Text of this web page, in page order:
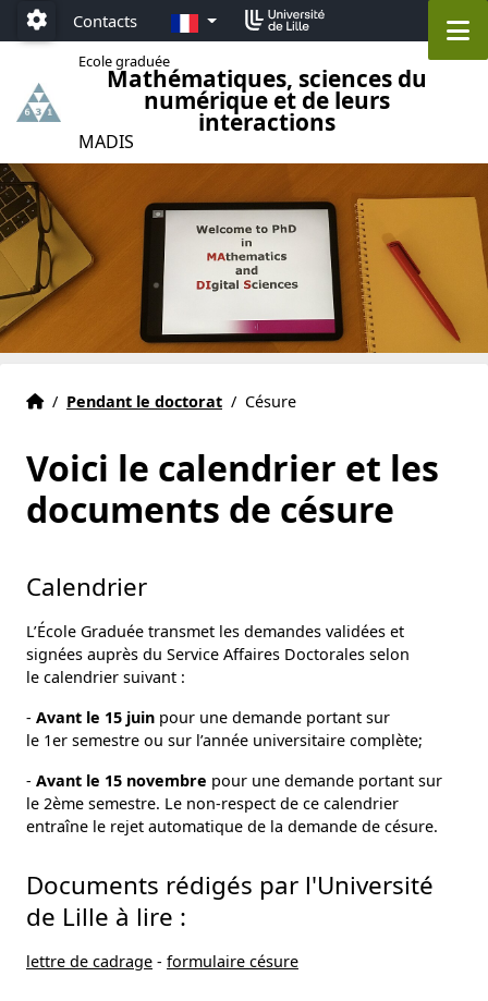
Accéder au menu principal
Accéder au contenu
Paramétrage
Contacts FR
Ecole graduée
Mathématiques, sciences du
numérique et de leurs
interactions
MADIS
Ecole Graduée MADIS 631 Lille
Accueil
/ Pendant le doctorat / Césure
Voici le calendrier et les
documents de césure
Calendrier
L’École Graduée transmet les demandes validées et
signées auprès du Service Affaires Doctorales selon
le calendrier suivant :
- Avant le 15 juin pour une demande portant sur
le 1er semestre ou sur l’année universitaire complète;
- Avant le 15 novembre pour une demande portant sur
le 2ème semestre. Le non-respect de ce calendrier
entraîne le rejet automatique de la demande de césure.
Documents rédigés par l'Université
de Lille à lire :
lettre de cadrage - formulaire césure